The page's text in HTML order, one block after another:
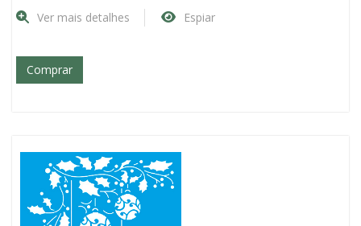
Ver mais detalhes Espiar
Comprar